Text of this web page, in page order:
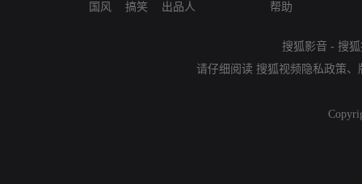
国风
搞笑
出品人
帮助
搜狐影音 - 搜
请仔细阅读 搜狐视频隐私政策、